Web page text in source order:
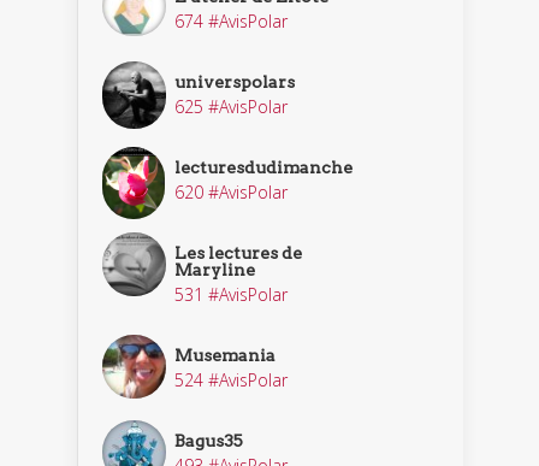
674 #AvisPolar
universpolars
625 #AvisPolar
lecturesdudimanche
620 #AvisPolar
Les lectures de
Maryline
531 #AvisPolar
Musemania
524 #AvisPolar
Bagus35